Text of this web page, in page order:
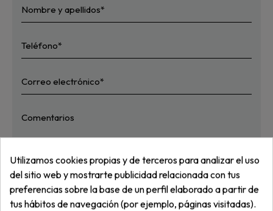
He leído y acepto la política de privacidad
Enviar
Utilizamos cookies propias y de terceros para analizar el uso
del sitio web y mostrarte publicidad relacionada con tus
preferencias sobre la base de un perfil elaborado a partir de
tus hábitos de navegación (por ejemplo, páginas visitadas).